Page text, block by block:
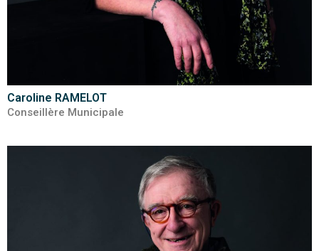
Caroline RAMELOT
Conseillère Municipale